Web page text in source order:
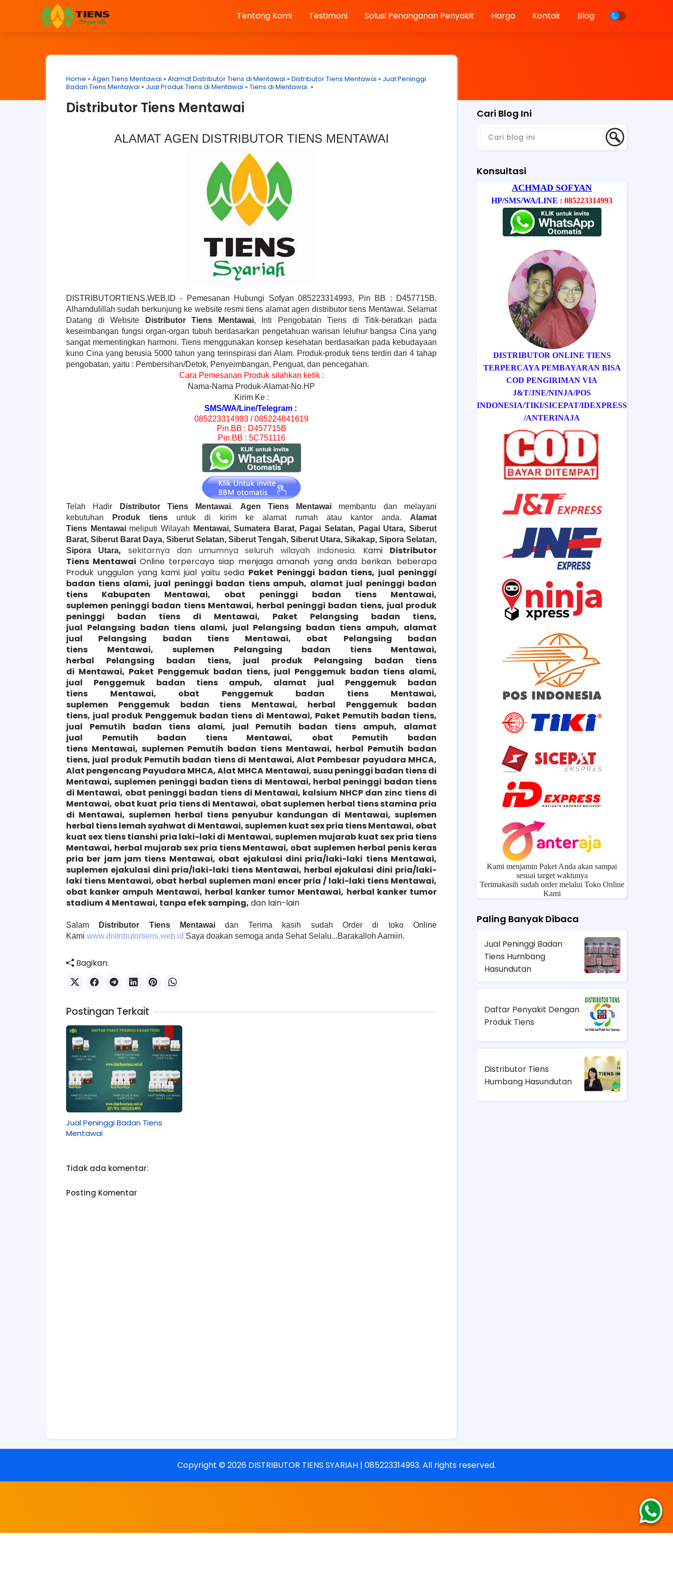
Tentang Kami Testimoni Solusi Penanganan Penyakit Harga Kontak Blog
Home »Agen Tiens Mentawai »Alamat Distributor Tiens di Mentawai »Distributor Tiens Mentawai » Jual Peninggi
Badan Tiens Mentawai » Jual Produk Tiens di Mentawai »Tiens di Mentawai. »
Distributor Tiens Mentawai
ALAMAT AGEN DISTRIBUTOR TIENS MENTAWAI
DISTRIBUTORTIENS.WEB.ID - Pemesanan Hubungi Sofyan 085223314993, Pin BB : D457715B.
Alhamdulillah sudah berkunjung ke website resmi tiens alamat agen distributor tiens Mentawai. Selamat
Datang di Website
Distributor Tiens Mentawai, Inti Pengobatan Tiens di Titik-beratkan pada
keseimbangan fungsi organ-organ tubuh berdasarkan pengetahuan warisan leluhur bangsa Cina yang
sangat mementingkan harmoni. Tiens menggunakan konsep kesehatan berdasarkan pada kebudayaan
kuno Cina yang berusia 5000 tahun yang terinspirasi dari Alam. Produk-produk tiens terdiri dari 4 tahap
pengobatan, yaitu : Pembersihan/Detok, Penyeimbangan, Penguat, dan pencegahan.
Cara Pemesanan Produk silahkan ketik :
Nama-Nama Produk-Alamat-No.HP
Kirim Ke :
SMS/WA/Line/Telegram :
085223314993 / 085224841619
Pin.BB : D457715B
Pin.BB : 5C751116
Telah Hadir Distributor Tiens Mentawai. Agen Tiens Mentawai membantu dan melayani
kebutuhan
Produk tiensuntuk di kirim ke alamat rumah atau kantor anda. Alamat
Tiens Mentawai meliputi Wilayah
Mentawai, Sumatera Barat, Pagai Selatan, Pagai Utara, Siberut
Barat, Siberut Barat Daya, Siberut Selatan, Siberut Tengah, Siberut Utara, Sikakap, Sipora Selatan,
Sipora Utara, sekitarnya dan umumnya seluruh wilayah Indonesia. Kami Distributor
Tiens Mentawai Online terpercaya siap menjaga amanah yang anda berikan. beberapa
Produk unggulan yang kami jual yaitu sedia Paket Peninggi badan tiens, jual peninggi
badan tiens alami, jual peninggi badan tiens ampuh, alamat jual peninggi badan
tiens Kabupaten Mentawai, obat peninggi badan tiens Mentawai,
suplemen peninggi badan tiens Mentawai, herbal peninggi badan tiens, jual produk
peninggi badan tiens di Mentawai, Paket Pelangsing badan tiens,
jual Pelangsing badan tiens alami, jual Pelangsing badan tiens ampuh, alamat
jual Pelangsing badan tiens Mentawai, obat Pelangsing badan
tiens Mentawai, suplemen Pelangsing badan tiens Mentawai,
herbal Pelangsing badan tiens, jual produk Pelangsing badan tiens
di Mentawai, Paket Penggemuk badan tiens, jual Penggemuk badan tiens alami,
jual Penggemuk badan tiens ampuh, alamat jual Penggemuk badan
tiens Mentawai, obat Penggemukbadan tiens Mentawai,
suplemen Penggemuk badan tiens Mentawai, herbal Penggemukbadan
tiens, jual produk Penggemuk badan tiens di Mentawai, Paket Pemutih badan tiens,
jual Pemutih badan tiens alami, jual Pemutih badan tiens ampuh, alamat
jual Pemutih badan tiens Mentawai, obat Pemutih badan
tiens Mentawai, suplemen Pemutih badan tiens Mentawai, herbal Pemutih badan
tiens, jual produk Pemutih badan tiens di Mentawai, Alat Pembesar payudara MHCA,
Alat pengencang Payudara MHCA, Alat MHCA Mentawai, susu peninggi badan tiens di
Mentawai, suplemen peninggi badan tiens di Mentawai, herbal peninggi badan tiens
di Mentawai, obat peninggi badan tiens di Mentawai, kalsium NHCP dan zinc tiens di
Mentawai, obat kuat pria tiens di Mentawai, obat suplemen herbal tiens stamina pria
di Mentawai, suplemen herbal tiens penyubur kandungan di Mentawai, suplemen
herbal tiens lemah syahwat di Mentawai, suplemen kuat sex pria tiens Mentawai, obat
kuat sex tiens tianshi pria laki-laki di Mentawai, suplemen mujarab kuat sex pria tiens
Mentawai, herbal mujarab sex pria tiens Mentawai, obat suplemen herbal penis keras
pria ber jam jam tiens Mentawai, obat ejakulasi dini pria/laki-laki tiens Mentawai,
suplemen ejakulasi dini pria/laki-laki tiens Mentawai, herbal ejakulasi dini pria/laki-
laki tiens Mentawai, obat herbal suplemen mani encer pria / laki-laki tiens Mentawai,
obat kanker ampuh Mentawai, herbal kanker tumor Mentawai, herbal kanker tumor
stadium 4 Mentawai, tanpa efek samping, dan lain-lain
Salam Distributor Tiens Mentawai dan Terima kasih sudah Order di toko Online
Kami www.distributortiens.web.id Saya doakan semoga anda Sehat Selalu...Barakalloh Aamiin.
Bagikan:
Postingan Terkait
Jual Peninggi Badan Tiens
Mentawai
Tidak ada komentar:
Posting Komentar
Cari Blog Ini
Konsultasi
ACHMAD SOFYAN
HP/SMS/WA/LINE : 085223314993
DISTRIBUTOR ONLINE TIENS
TERPERCAYA PEMBAYARAN BISA
COD PENGIRIMAN VIA
J&T/JNE/NINJA/POS
INDONESIA/TIKI/SICEPAT/IDEXPRESS
/ANTERINAJA
Kami menjamin Paket Anda akan sampai
sesuai target waktunya
Terimakasih sudah order melalui Toko Online
Kami
Paling Banyak Dibaca
Jual Peninggi Badan
Tiens Humbang
Hasundutan
Daftar Penyakit Dengan
Produk Tiens
Distributor Tiens
Humbang Hasundutan
Copyright © 2026 DISTRIBUTOR TIENS SYARIAH | 085223314993. All rights reserved.